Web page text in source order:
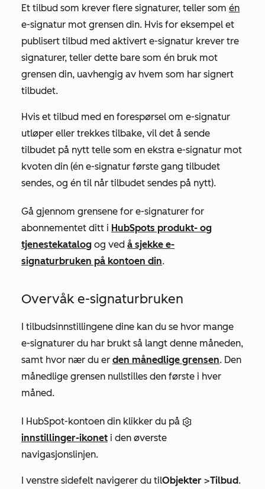
Et tilbud som krever flere signaturer, teller som én
e-signatur mot grensen din. Hvis for eksempel et
publisert tilbud med aktivert e-signatur krever tre
signaturer, teller dette bare som én bruk mot
grensen din, uavhengig av hvem som har signert
tilbudet.
Hvis et tilbud med en forespørsel om e-signatur
utløper eller trekkes tilbake, vil det å sende
tilbudet på nytt telle som en ekstra e-signatur mot
kvoten din (én e-signatur første gang tilbudet
sendes, og én til når tilbudet sendes på nytt).
Gå gjennom grensene for e-signaturer for
abonnementet ditt i HubSpots produkt- og
tjenestekatalog og ved å sjekke e-
signaturbruken på kontoen din.
Overvåk e-signaturbruken
I tilbudsinnstillingene dine kan du se hvor mange
e-signaturer du har brukt så langt denne måneden,
samt hvor nær du er den månedlige grensen. Den
månedlige grensen nullstilles den første i hver
måned.
I HubSpot-kontoen din klikker du på
innstillinger-ikonet i den øverste
navigasjonslinjen.
I venstre sidefelt navigerer du tilObjekter >Tilbud.